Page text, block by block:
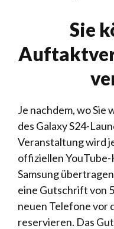
Sie
Je nachdem, wo
des Galaxy S24-
Veranstaltung wird
offiziellen
Samsung
eine Gutschrift von
neuen Telefone
reservieren. Das